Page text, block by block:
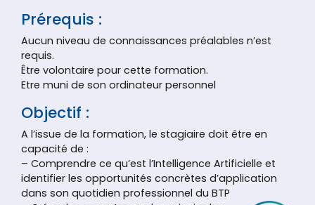
Prérequis :
Aucun niveau de connaissances préalables n’est
requis.
Être volontaire pour cette formation.
Etre muni de son ordinateur personnel
Objectif :
A l’issue de la formation, le stagiaire doit être en
capacité de :
– Comprendre ce qu’est l’Intelligence Artificielle et
identifier les opportunités concrètes d’application
dans son quotidien professionnel du BTP